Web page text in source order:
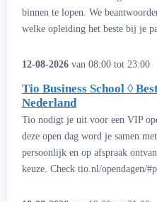
binnen te lopen. We
welke opleiding het beste bij je
12-08-2026 van 08:00 tot 23:00
Tio Business School ◊
Nederland
Tio nodigt je uit voor een VIP
deze open dag word je samen
persoonlijk en op afspraak
keuze. Check tio.nl/opendagen/